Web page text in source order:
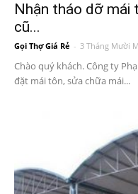
Nhận tháo dỡ mái
cũ...
Gọi Thợ Giá Rẻ - 3 Tháng Mười
Chào quý khách. Công ty
đặt mái tôn, sửa chữa mái...